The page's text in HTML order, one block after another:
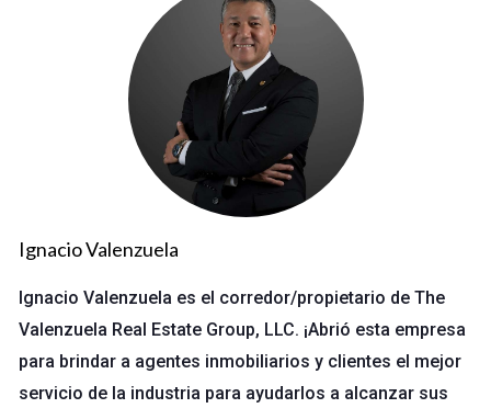
enfocarte en la venta, alquiler o desarrollo de propiedades.
Esto te permitirá dirigir tus esfuerzos de manera más
3. Presupuesto y Financiación
Elaborar un presupuesto detallado es esencial. Incluye costos
de adquisición, construcción y marketing. Considera opciones
de financiamiento como préstamos convencionales o
desarrolladores.
No olvides que tener un presupuesto realista puede
hacer la diferencia entre el éxito y el fracaso.
Ignacio Valenzuela
Ignacio Valenzuela es el corredor/propietario de The
Valenzuela Real Estate Group, LLC. ¡Abrió esta empresa
para brindar a agentes inmobiliarios y clientes el mejor
servicio de la industria para ayudarlos a alcanzar sus